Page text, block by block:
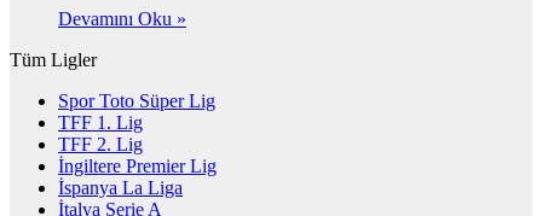
Devamını Oku »
Tüm Ligler
Spor Toto Süper Lig
TFF 1. Lig
TFF 2. Lig
İngiltere Premier Lig
İspanya La Liga
İtalya Serie A